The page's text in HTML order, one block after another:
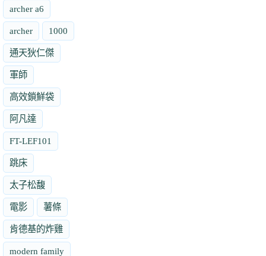
archer a6
archer 1000
通天狄仁傑
軍師
高效鎖鮮袋
阿凡達
FT-LEF101
跳床
太子松馥
電影 薯條
肯德基的炸雞
modern family